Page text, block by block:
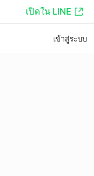
เปิดใน LINE
เข้าสู่ระบบ